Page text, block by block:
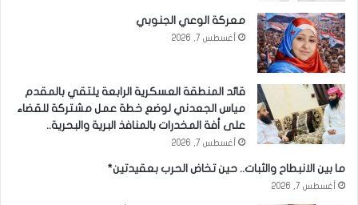
معركة الوعي الجنوبي
أغسطس 7, 2026
قائد المنطقة العسكرية الرابعة يلتقي بالمقدم
مياس الجعدني لوضع خطة عمل مشتركة للقضاء
على أفة المخدرات بالمنافذ البرية والبحرية..
أغسطس 7, 2026
ما بين الانبطاح والثبات.. حين تخاض الحرب بعقيدتين*
أغسطس 7, 2026